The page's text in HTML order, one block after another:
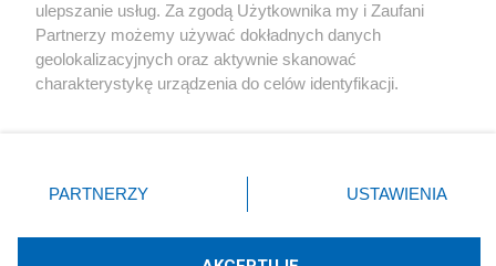
X Facebook Instagram Youtube
ulepszanie usług. Za zgodą Użytkownika my i Zaufani
Partnerzy możemy używać dokładnych danych
geolokalizacyjnych oraz aktywnie skanować
charakterystykę urządzenia do celów identyfikacji.
zmienić/wycofać klikając przycisk ustawień prywatności
znajdujący się w lewym dolnym rogu strony
rodzaje przetwarzania danych nie wymagają zgody
użytkownika, ale masz prawo sprzeciwić się takiemu
PARTNERZY USTAWIENIA